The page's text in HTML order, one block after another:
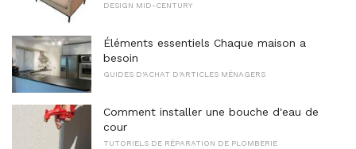
DESIGN MID-CENTURY
Éléments essentiels Chaque maison a
besoin
GUIDES D'ACHAT D'ARTICLES MÉNAGERS
Comment installer une bouche d'eau de
cour
TUTORIELS DE RÉPARATION DE PLOMBERIE